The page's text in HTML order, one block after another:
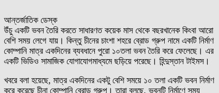
আন্তর্জাতিক ডেস্ক
উঁচু একটি ভবন তৈরি করতে সাধারণত কয়েক মাস থেকে বছরখানেক কিংবা আরো
বেশি সময় লেগে যায়। কিন্তু চীনের চাংশা শহরে ব্রোড গ্রুপ নামে একটি নির্মাণ
কোম্পানি মাত্র একদিনের ব্যবধানে পুরো ১০তলা ভবন তৈরি করে ফেলেছে। এর
একটি ভিডিও সামাজিক যোগাযোগমাধ্যমে ছড়িয়ে পরেছে। হিন্দুস্তান টাইমস।
খবরে বলা হয়েছে, মাত্র একদিনের একটু বেশি সময়ে ১০ তলা একটি ভবন নির্মাণ
করে করেছে চীনা কোম্পানি ব্রোড গ্রুপ। তারা বলছে, ভবনটি নির্মাণে সময়